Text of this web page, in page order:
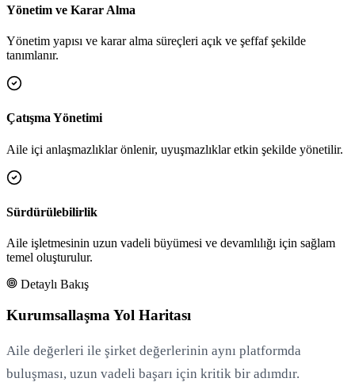
Yönetim ve Karar Alma
Yönetim yapısı ve karar alma süreçleri açık ve şeffaf şekilde
tanımlanır.
Çatışma Yönetimi
Aile içi anlaşmazlıklar önlenir, uyuşmazlıklar etkin şekilde yönetilir.
Sürdürülebilirlik
Aile işletmesinin uzun vadeli büyümesi ve devamlılığı için sağlam
temel oluşturulur.
Detaylı Bakış
Kurumsallaşma Yol Haritası
Aile değerleri ile şirket değerlerinin aynı platformda
buluşması, uzun vadeli başarı için kritik bir adımdır.